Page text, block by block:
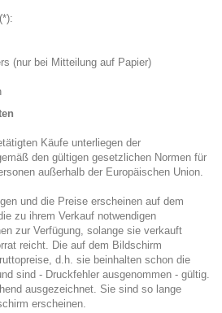
(nur bei Mitteilung auf Papier)
Käufe unterliegen der
den gültigen gesetzlichen Normen für
außerhalb der Europäischen Union.
und die Preise erscheinen auf dem
zu ihrem Verkauf notwendigen
zur Verfügung, solange sie verkauft
reicht. Die auf dem Bildschirm
d.h. sie beinhalten schon die
sind - Druckfehler ausgenommen - gültig.
ausgezeichnet. Sie sind so lange
erscheinen.